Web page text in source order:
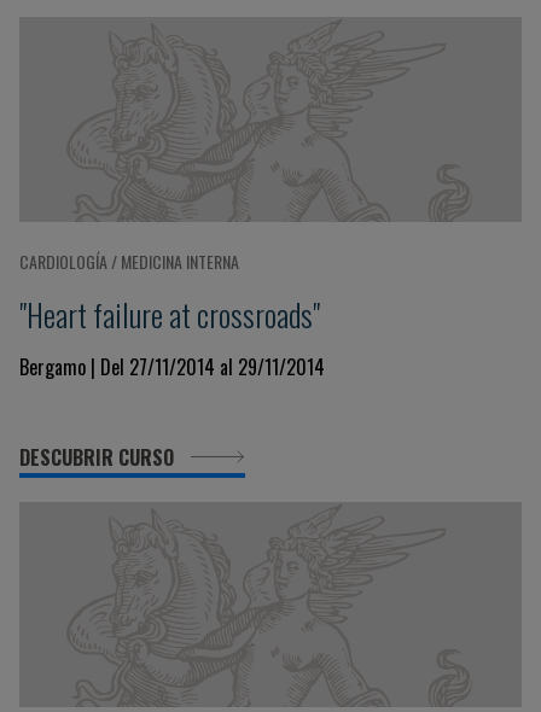
CARDIOLOGÍA / MEDICINA INTERNA
"Heart failure at crossroads"
Bergamo | Del 27/11/2014 al 29/11/2014
DESCUBRIR CURSO